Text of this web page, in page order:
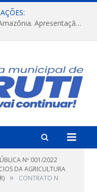
FESTRIBAL 2026 – No Coração da Amazônia. Apresentação da Munduruku.
Nº 001/2022
DA AGRICULTURA
»
CONTRATO N